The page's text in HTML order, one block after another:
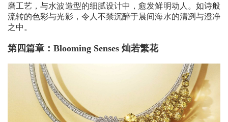
磨工艺，与水波造型的细腻设计中，愈发鲜明动人。如诗般
流转的色彩与光影，令人不禁沉醉于晨间海水的清冽与澄净
之中。
第四篇章：Blooming Senses 灿若繁花